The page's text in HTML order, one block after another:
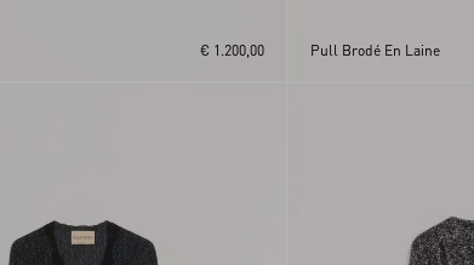
€ 1.200,00 Pull Brodé En Laine